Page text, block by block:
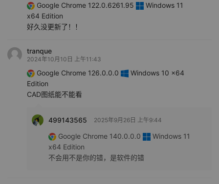
Google Chrome 122.0.6261.95
Windows 11
x64 Edition
好久没更新了！！
tranque
2024年10月10日 上午11:43
Google Chrome 126.0.0.0
Windows 10 x64
Edition
CAD图纸能不能看
499143565 2025年9月26日 上午9:44
Google Chrome 140.0.0.0
Windows 11
x64 Edition
不会用不是你的错，是软件的错